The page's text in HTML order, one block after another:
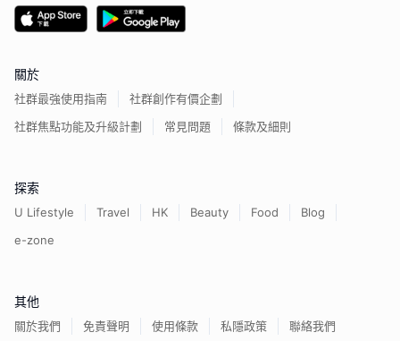
關於
社群最強使用指南
社群創作有價企劃
社群焦點功能及升級計劃
常見問題 條款及細則
探索
U Lifestyle Travel HK Beauty Food
Blog
e-zone
其他
關於我們 免責聲明 使用條款 私隱政策 聯絡我們